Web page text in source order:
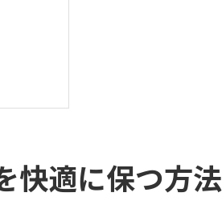
ング
快適に保つ方法